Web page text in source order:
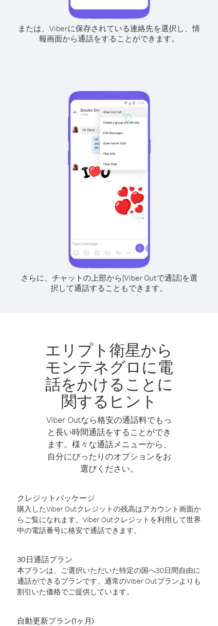
または、Viberに保存されている連絡先を選択し、情
報画面から通話をすることができます。
さらに、チャットの上部から[Viber Outで通話]を選
択して通話することもできます。
エリプト衛星から
モンテネグロに電
話をかけることに
関するヒント
Viber Outなら格安の通話料でもっ
と長い時間通話をすることができ
ます。様々な通話メニューから、
自分にぴったりのオプションをお
選びください。
クレジットパッケージ
購入したViber Outクレジットの残高はアカウント画面か
らご覧になれます。Viber Outクレジットを利用して世界
中の電話番号に格安で通話できます。
30日通話プラン
本プランは、ご選択いただいた特定の国へ30日間自由に
通話ができるプランです。通常のViber Outプランよりも
割引いた価格でご提供しています。
自動更新プラン(1ヶ月)